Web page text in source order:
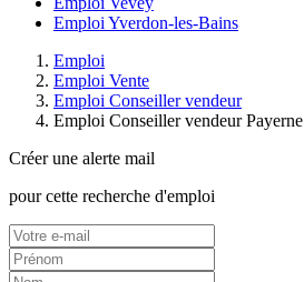
Emploi Yverdon-les-Bains
Emploi
Emploi Vente
Emploi Conseiller vendeur
Emploi Conseiller vendeur Payerne
Créer une alerte mail
pour cette recherche d'emploi